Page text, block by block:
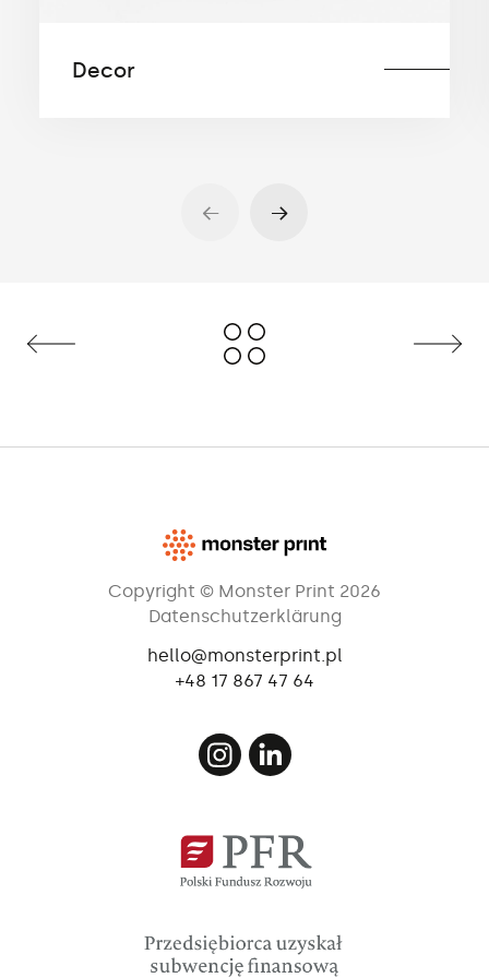
Decor
Copyright © Monster Print 2026
Datenschutzerklärung
hello@monsterprint.pl
+48 17 867 47 64